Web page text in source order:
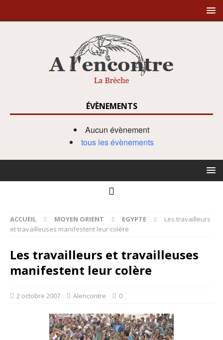
ÉVÈNEMENTS
Aucun évènement
tous les évènements
ACCUEIL MOYEN ORIENT EGYPTE
Les travailleurs
et travailleuses manifestent leur colère
Les travailleurs et travailleuses
manifestent leur colère
2 octobre 2007 Alencontre 0